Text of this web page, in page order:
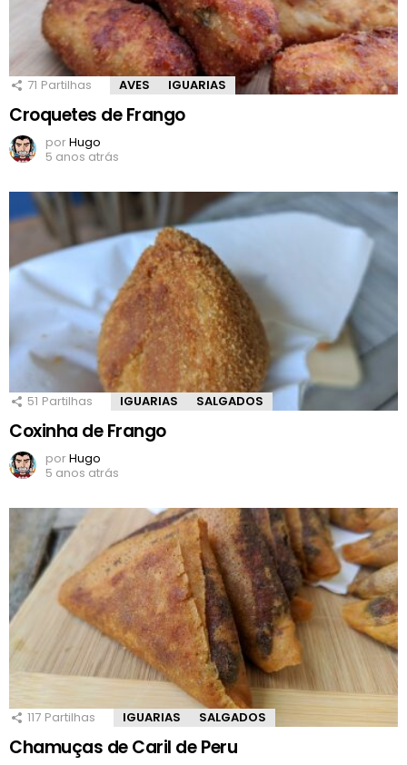
71 Partilhas AVES IGUARIAS
Croquetes de Frango
porHugo
5 anos atrás
51 Partilhas IGUARIAS SALGADOS
Coxinha de Frango
porHugo
5 anos atrás
117 Partilhas IGUARIAS SALGADOS
Chamuças de Caril de Peru